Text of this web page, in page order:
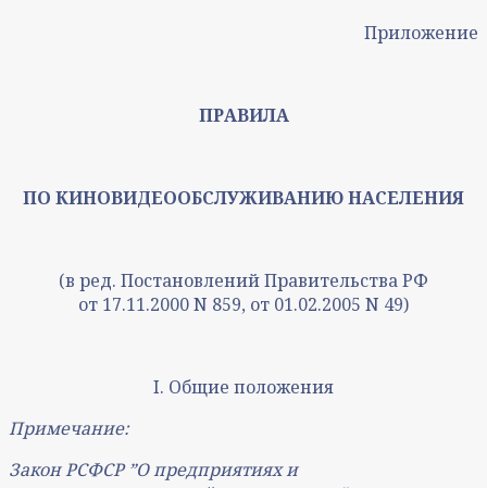
Приложение
ПРАВИЛА
ПО КИНОВИДЕООБСЛУЖИВАНИЮ НАСЕЛЕНИЯ
(в ред. Постановлений Правительства РФ
от 17.11.2000 N 859, от 01.02.2005 N 49)
I. Общие положения
Примечание:
Закон РСФСР ˮО предприятиях и